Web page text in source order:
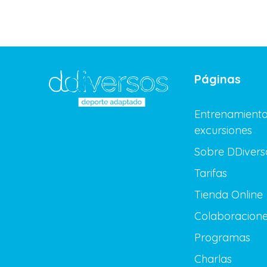
Páginas
excursiones
Sobre
Tarifas
Tienda Online
Programas
Charlas